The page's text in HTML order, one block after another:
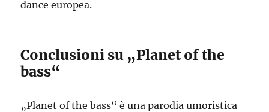
dance europea.
Conclusioni su „Planet of the
bass“
„Planet of the bass“ è una parodia umoristica